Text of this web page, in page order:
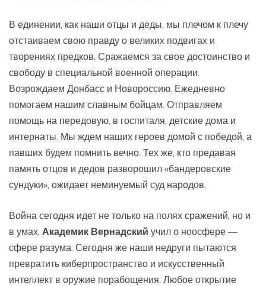
В единении, как наши отцы и деды, мы плечом к плечу
отстаиваем свою правду о великих подвигах и
творениях предков. Сражаемся за свое достоинство и
свободу в специальной военной операции.
Возрождаем Донбасс и Новороссию. Ежедневно
помогаем нашим славным бойцам. Отправляем
помощь на передовую, в госпиталя, детские дома и
интернаты. Мы ждем наших героев домой с победой, а
павших будем помнить вечно. Тех же, кто предавая
память отцов и дедов разворошил «бандеровские
сундуки», ожидает неминуемый суд народов.
Война сегодня идет не только на полях сражений, но и
в умах. Академик Вернадский учил о ноосфере —
сфере разума. Сегодня же наши недруги пытаются
превратить киберпространство и искусственный
интеллект в оружие порабощения. Любое открытие